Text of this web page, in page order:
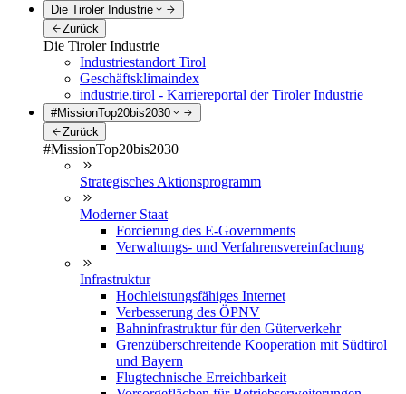
Die Tiroler Industrie
Zurück
Die Tiroler Industrie
Industriestandort Tirol
Geschäftsklimaindex
industrie.tirol - Karriereportal der Tiroler Industrie
#MissionTop20bis2030
Zurück
#MissionTop20bis2030
Strategisches Aktionsprogramm
Moderner Staat
Forcierung des E-Governments
Verwaltungs- und Verfahrensvereinfachung
Infrastruktur
Hochleistungsfähiges Internet
Verbesserung des ÖPNV
Bahninfrastruktur für den Güterverkehr
Grenzüberschreitende Kooperation mit Südtirol
und Bayern
Flugtechnische Erreichbarkeit